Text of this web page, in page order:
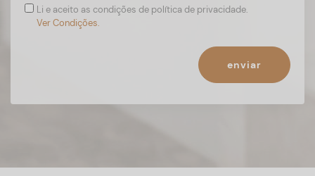
Li e aceito as condições de política de privacidade.
Ver Condições.
enviar